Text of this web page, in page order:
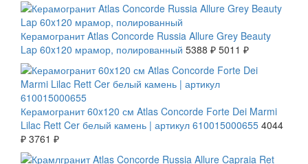
Керамогранит Atlas Concorde Russia Allure Grey Beauty
Lap 60x120 мрамор, полированный 5388 ₽ 5011 ₽
Керамогранит 60x120 см Atlas Concorde Forte Dei Marmi
Lilac Rett Cer белый камень | артикул 610015000655 4044
₽ 3761 ₽